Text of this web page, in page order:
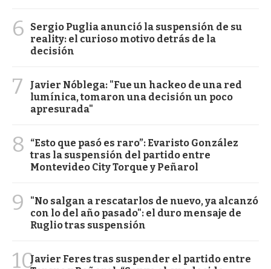
6
Sergio Puglia anunció la suspensión de su
reality: el curioso motivo detrás de la
decisión
7
Javier Nóblega: "Fue un hackeo de una red
lumínica, tomaron una decisión un poco
apresurada"
8
“Esto que pasó es raro”: Evaristo González
tras la suspensión del partido entre
Montevideo City Torque y Peñarol
9
"No salgan a rescatarlos de nuevo, ya alcanzó
con lo del año pasado": el duro mensaje de
Ruglio tras suspensión
10Javier Feres tras suspender el partido entre